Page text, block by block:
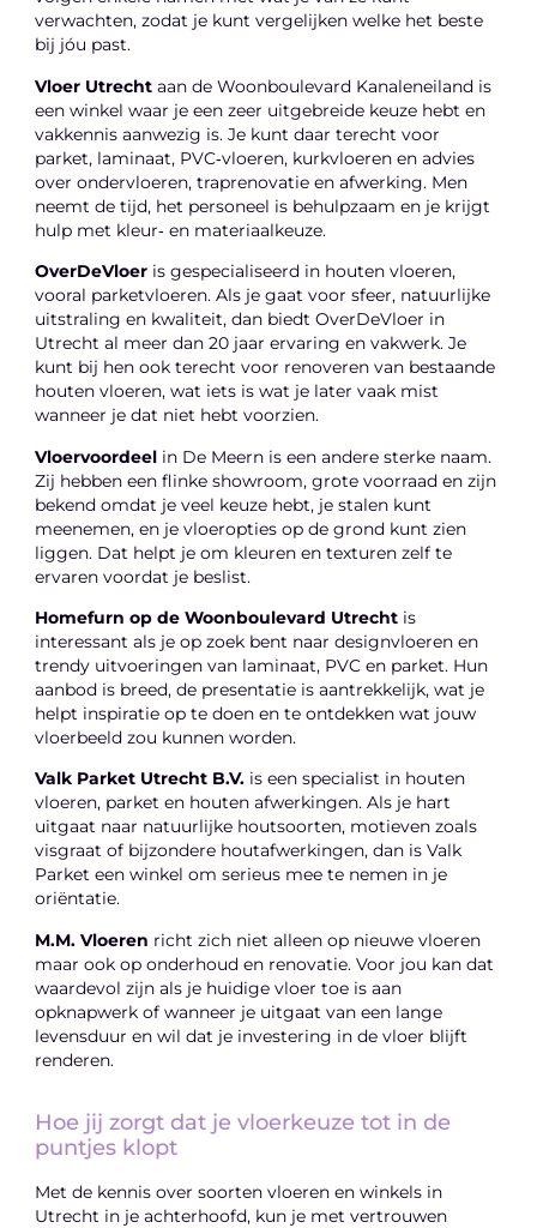
verwachten, zodat je kunt vergelijken welke het beste
bij jóu past.
Vloer Utrecht aan de Woonboulevard Kanaleneiland is
een winkel waar je een zeer uitgebreide keuze hebt en
vakkennis aanwezig is. Je kunt daar terecht voor
parket, laminaat, PVC‑vloeren, kurkvloeren en advies
over ondervloeren, traprenovatie en afwerking. Men
neemt de tijd, het personeel is behulpzaam en je krijgt
hulp met kleur‑ en materiaalkeuze.
OverDeVloer is gespecialiseerd in houten vloeren,
vooral parketvloeren. Als je gaat voor sfeer, natuurlijke
uitstraling en kwaliteit, dan biedt OverDeVloer in
Utrecht al meer dan 20 jaar ervaring en vakwerk. Je
kunt bij hen ook terecht voor renoveren van bestaande
houten vloeren, wat iets is wat je later vaak mist
wanneer je dat niet hebt voorzien.
Vloervoordeel in De Meern is een andere sterke naam.
Zij hebben een flinke showroom, grote voorraad en zijn
bekend omdat je veel keuze hebt, je stalen kunt
meenemen, en je vloeropties op de grond kunt zien
liggen. Dat helpt je om kleuren en texturen zelf te
ervaren voordat je beslist.
Homefurn op de Woonboulevard Utrecht is
interessant als je op zoek bent naar designvloeren en
trendy uitvoeringen van laminaat, PVC en parket. Hun
aanbod is breed, de presentatie is aantrekkelijk, wat je
helpt inspiratie op te doen en te ontdekken wat jouw
vloerbeeld zou kunnen worden.
Valk Parket Utrecht B.V. is een specialist in houten
vloeren, parket en houten afwerkingen. Als je hart
uitgaat naar natuurlijke houtsoorten, motieven zoals
visgraat of bijzondere houtafwerkingen, dan is Valk
Parket een winkel om serieus mee te nemen in je
oriëntatie.
M.M. Vloeren richt zich niet alleen op nieuwe vloeren
maar ook op onderhoud en renovatie. Voor jou kan dat
waardevol zijn als je huidige vloer toe is aan
opknapwerk of wanneer je uitgaat van een lange
levensduur en wil dat je investering in de vloer blijft
renderen.
Hoe jij zorgt dat je vloerkeuze tot in de
puntjes klopt
Met de kennis over soorten vloeren en winkels in
Utrecht in je achterhoofd, kun je met vertrouwen